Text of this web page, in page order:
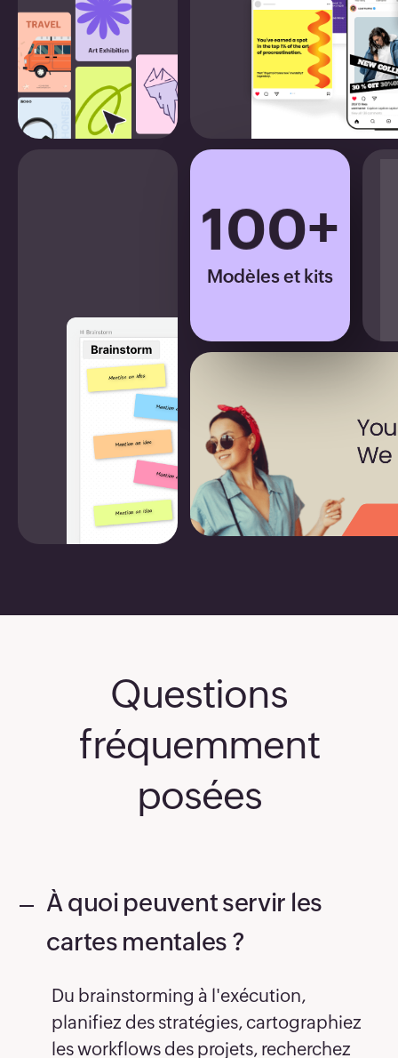
96
97
98
100+
Modèles et kits
Questions
fréquemment
posées
À quoi peuvent servir les
cartes mentales ?
Du brainstorming à l'exécution,
planifiez des stratégies, cartographiez
les workflows des projets, recherchez